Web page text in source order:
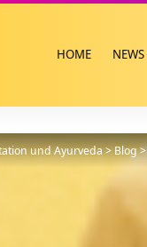
HOME NEWS
und Ayurveda>Blog